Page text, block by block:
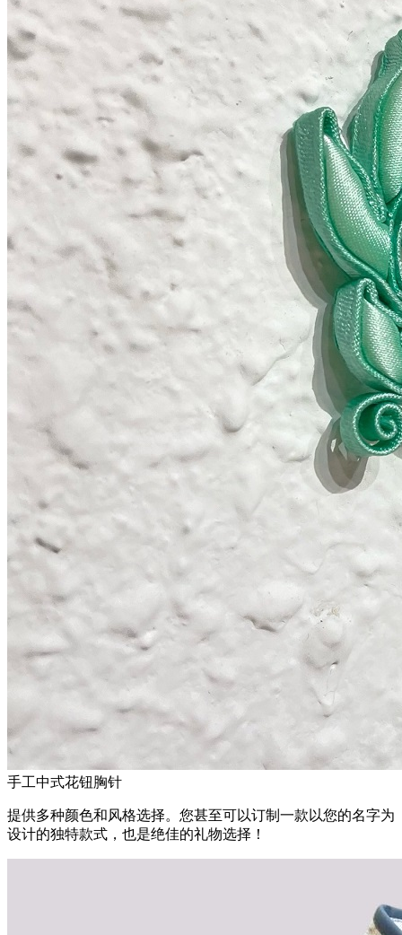
手工中式花钮胸针
提供多种颜色和风格选择。您甚至可以订制一款以您的名字为
设计的独特款式，也是绝佳的礼物选择！